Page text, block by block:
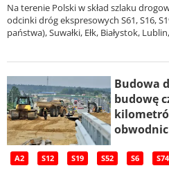
Na terenie Polski w skład szlaku
odcinki dróg ekspresowych S61, S16,
państwa), Suwałki, Ełk, Białystok,
Budowa
budowę
obwodnic
A2 S12 S19 S52 S6 S74